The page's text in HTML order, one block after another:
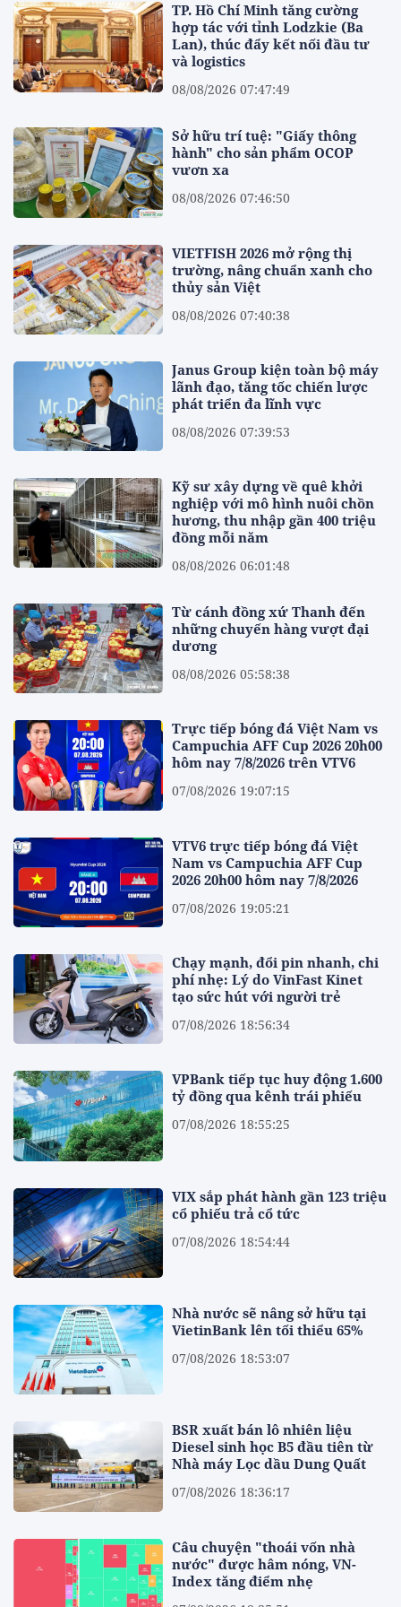
TP. Hồ Chí Minh tăng cường
hợp tác với tỉnh Lodzkie (Ba
Lan), thúc đẩy kết nối đầu tư
và logistics
08/08/2026 07:47:49
Sở hữu trí tuệ: "Giấy thông
hành" cho sản phẩm OCOP
vươn xa
08/08/2026 07:46:50
VIETFISH 2026 mở rộng thị
trường, nâng chuẩn xanh cho
thủy sản Việt
08/08/2026 07:40:38
Janus Group kiện toàn bộ máy
lãnh đạo, tăng tốc chiến lược
phát triển đa lĩnh vực
08/08/2026 07:39:53
Kỹ sư xây dựng về quê khởi
nghiệp với mô hình nuôi chồn
hương, thu nhập gần 400 triệu
đồng mỗi năm
08/08/2026 06:01:48
Từ cánh đồng xứ Thanh đến
những chuyến hàng vượt đại
dương
08/08/2026 05:58:38
Trực tiếp bóng đá Việt Nam vs
Campuchia AFF Cup 2026 20h00
hôm nay 7/8/2026 trên VTV6
07/08/2026 19:07:15
VTV6 trực tiếp bóng đá Việt
Nam vs Campuchia AFF Cup
2026 20h00 hôm nay 7/8/2026
07/08/2026 19:05:21
Chạy mạnh, đổi pin nhanh, chi
phí nhẹ: Lý do VinFast Kinet
tạo sức hút với người trẻ
07/08/2026 18:56:34
VPBank tiếp tục huy động 1.600
tỷ đồng qua kênh trái phiếu
07/08/2026 18:55:25
VIX sắp phát hành gần 123 triệu
cổ phiếu trả cổ tức
07/08/2026 18:54:44
Nhà nước sẽ nâng sở hữu tại
VietinBank lên tối thiểu 65%
07/08/2026 18:53:07
BSR xuất bán lô nhiên liệu
Diesel sinh học B5 đầu tiên từ
Nhà máy Lọc dầu Dung Quất
07/08/2026 18:36:17
Câu chuyện "thoái vốn nhà
nước" được hâm nóng, VN-
Index tăng điểm nhẹ